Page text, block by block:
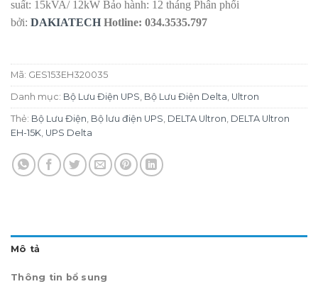
suất: 15kVA/ 12kW Bảo hành: 12 tháng Phân phối
bởi: DAKIATECH Hotline: 034.3535.797
Mã: GES153EH320035
Danh mục: Bộ Lưu Điện UPS, Bộ Lưu Điện Delta, Ultron
Thẻ: Bộ Lưu Điện, Bộ lưu điện UPS, DELTA Ultron, DELTA Ultron
EH-15K, UPS Delta
Mô tả
Thông tin bổ sung